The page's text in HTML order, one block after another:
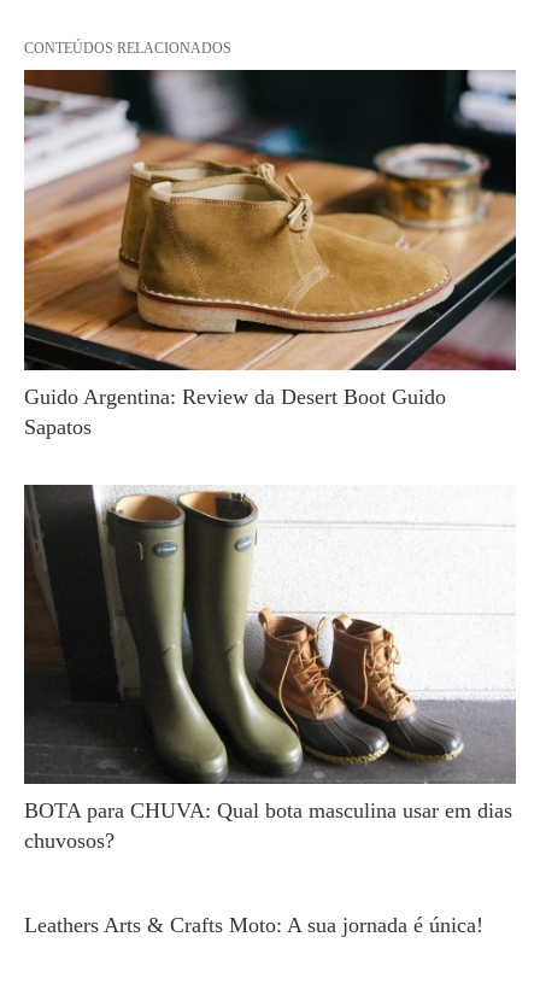
CONTEÚDOS RELACIONADOS
Guido Argentina: Review da Desert Boot Guido
Sapatos
BOTA para CHUVA: Qual bota masculina usar em dias
chuvosos?
Leathers Arts & Crafts Moto: A sua jornada é única!